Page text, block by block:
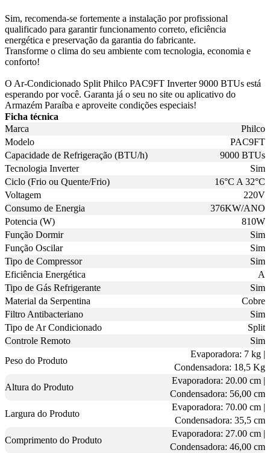
Sim, recomenda-se fortemente a instalação por profissional
qualificado para garantir funcionamento correto, eficiência
energética e preservação da garantia do fabricante.
Transforme o clima do seu ambiente com tecnologia, economia e
conforto!
O Ar-Condicionado Split Philco PAC9FT Inverter 9000 BTUs está
esperando por você. Garanta já o seu no site ou aplicativo do
Armazém Paraíba e aproveite condições especiais!
Ficha técnica
Marca
Philco
Modelo
PAC9FT
Capacidade de Refrigeração (BTU/h)
9000 BTUs
Tecnologia Inverter
Sim
Ciclo (Frio ou Quente/Frio)
16°C A 32°C
Voltagem
220V
Consumo de Energia
376KW/ANO
Potencia (W)
810W
Função Dormir
Sim
Função Oscilar
Sim
Tipo de Compressor
Sim
Eficiência Energética
A
Tipo de Gás Refrigerante
Sim
Material da Serpentina
Cobre
Filtro Antibacteriano
Sim
Tipo de Ar Condicionado
Split
Controle Remoto
Sim
Peso do Produto
Evaporadora: 7 kg |
Condensadora: 18,5 Kg
Altura do Produto
Evaporadora: 20.00 cm |
Condensadora: 56,00 cm
Largura do Produto
Evaporadora: 70.00 cm |
Condensadora: 35,5 cm
Comprimento do Produto
Evaporadora: 27.00 cm |
Condensadora: 46,00 cm